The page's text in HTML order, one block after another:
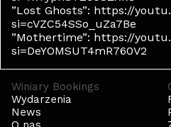
”Lost Ghosts”: https://
si=cVZC54SSo_uZa7Be
”Mothertime”: https://
si=DeYOMSUT4mR760V2
Winiary Bookings
Wydarzenia
News